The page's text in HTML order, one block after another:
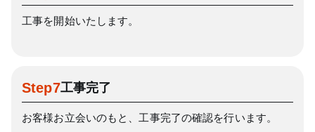
工事を開始いたします。
Step7工事完了
お客様お立会いのもと、工事完了の確認を行います。